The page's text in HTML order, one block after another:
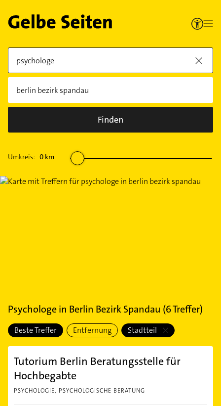
Finden
Umkreis: 0 km
Psychologein Berlin Bezirk Spandau (6Treffer)
Beste Treffer Entfernung Stadtteil
Tutorium Berlin Beratungsstelle für
Hochbegabte
PSYCHOLOGIE, PSYCHOLOGISCHE BERATUNG